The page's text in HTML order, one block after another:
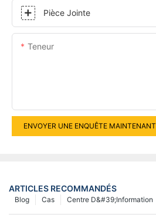
Pièce Jointe
Teneur
ENVOYER UNE ENQUÊTE MAINTENANT
ARTICLES RECOMMANDÉS
Centre D&#39;information
Cas
Blog